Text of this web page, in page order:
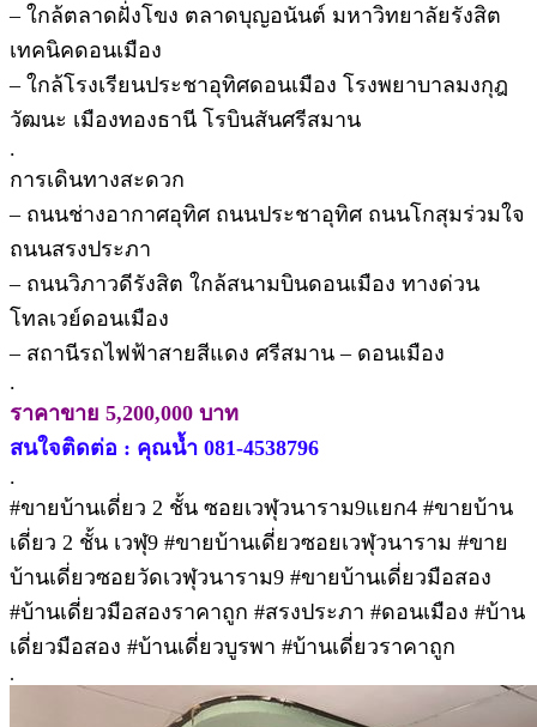
– ใกล้ตลาดฝั่งโขง ตลาดบุญอนันต์ มหาวิทยาลัยรังสิต
เทคนิคดอนเมือง
– ใกล้โรงเรียนประชาอุทิศดอนเมือง โรงพยาบาลมงกุฎ
วัฒนะ เมืองทองธานี โรบินสันศรีสมาน
.
การเดินทางสะดวก
– ถนนช่างอากาศอุทิศ ถนนประชาอุทิศ ถนนโกสุมร่วมใจ
ถนนสรงประภา
– ถนนวิภาวดีรังสิต ใกล้สนามบินดอนเมือง ทางด่วน
โทลเวย์ดอนเมือง
– สถานีรถไฟฟ้าสายสีแดง ศรีสมาน – ดอนเมือง
.
ราคาขาย 5,200,000 บาท
สนใจติดต่อ : คุณน้ำ 081-4538796
.
#ขายบ้านเดี่ยว 2 ชั้น ซอยเวฬุวนาราม9แยก4 #ขายบ้าน
เดี่ยว 2 ชั้น เวฬุ9 #ขายบ้านเดี่ยวซอยเวฬุวนาราม #ขาย
บ้านเดี่ยวซอยวัดเวฬุวนาราม9 #ขายบ้านเดี่ยวมือสอง
#บ้านเดี่ยวมือสองราคาถูก #สรงประภา #ดอนเมือง #บ้าน
เดี่ยวมือสอง #บ้านเดี่ยวบูรพา #บ้านเดี่ยวราคาถูก
.